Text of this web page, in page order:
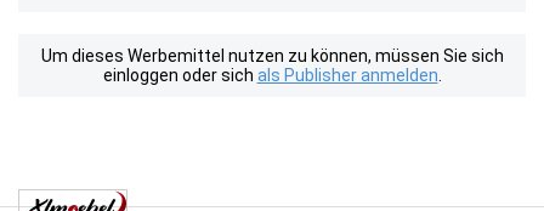
Um dieses Werbemittel nutzen zu können, müssen Sie sich
einloggen oder sich als Publisher anmelden